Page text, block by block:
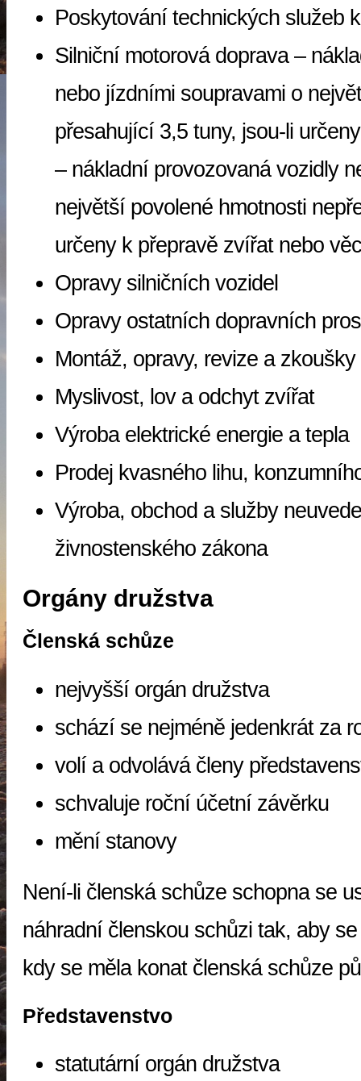
Poskytování technických služeb
Silniční motorová doprava –
nebo jízdními soupravami o
přesahující 3,5 tuny, jsou-li
– nákladní provozovaná vozidly
největší povolené hmotnosti
určeny k přepravě zvířat nebo
Opravy silničních vozidel
Opravy ostatních dopravních
Montáž, opravy, revize a
Myslivost, lov a odchyt zvířat
Výroba elektrické energie a tepla
Prodej kvasného lihu,
Výroba, obchod a služby
živnostenského zákona
Orgány družstva
Členská schůze
nejvyšší orgán družstva
schází se nejméně jedenkrát za
volí a odvolává členy
schvaluje roční účetní závěrku
mění stanovy
Není-li členská schůze schopna se
náhradní členskou schůzi tak, aby
kdy se měla konat členská schůze
Představenstvo
statutární orgán družstva